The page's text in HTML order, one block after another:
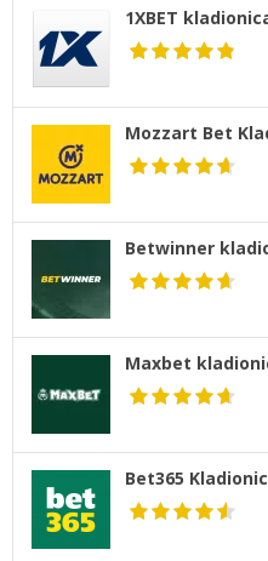
1XBET
Mozzart Bet
Betwinner
Maxbet
Bet365